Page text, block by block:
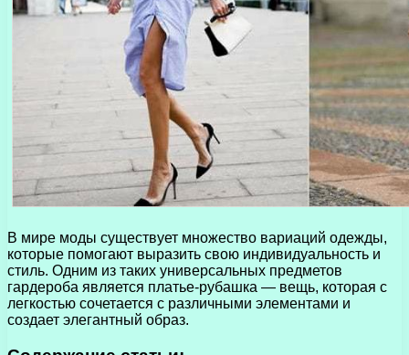
В мире моды существует множество вариаций одежды,
которые помогают выразить свою индивидуальность и
стиль. Одним из таких универсальных предметов
гардероба является платье-рубашка — вещь, которая с
легкостью сочетается с различными элементами и
создает элегантный образ.